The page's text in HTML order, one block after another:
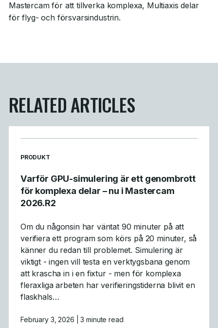
Mastercam för att tillverka komplexa, Multiaxis delar
för flyg- och försvarsindustrin.
RELATED ARTICLES
READ MORE ARTICLES ABOUT
PRODUKT
Varför GPU-simulering är ett genombrott
för komplexa delar – nu i Mastercam
2026.R2
Om du någonsin har väntat 90 minuter på att
verifiera ett program som körs på 20 minuter, så
känner du redan till problemet. Simulering är
viktigt - ingen vill testa en verktygsbana genom
att krascha in i en fixtur - men för komplexa
fleraxliga arbeten har verifieringstiderna blivit en
flaskhals…
February 3, 2026 | 3 minute read